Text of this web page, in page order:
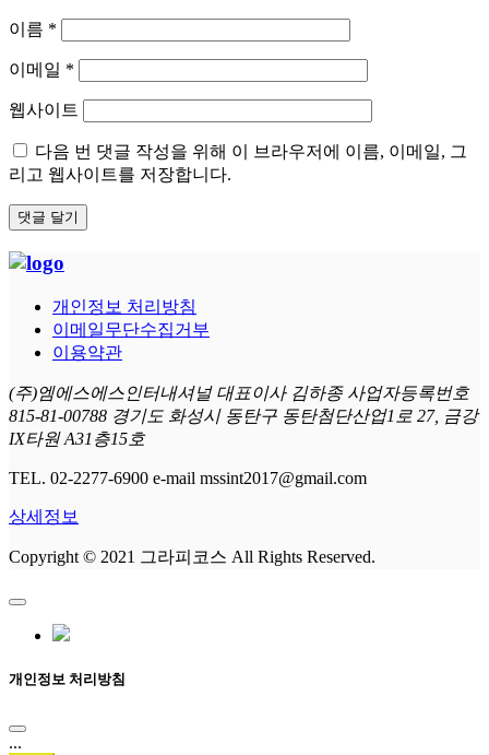
이름 *
이메일 *
웹사이트
다음 번 댓글 작성을 위해 이 브라우저에 이름, 이메일, 그
리고 웹사이트를 저장합니다.
개인정보 처리방침
이메일무단수집거부
이용약관
(주)엠에스에스인터내셔널 대표이사 김하종 사업자등록번호
815-81-00788 경기도 화성시 동탄구 동탄첨단산업1로 27, 금강
IX타원 A31층15호
TEL. 02-2277-6900 e-mail mssint2017@gmail.com
상세정보
Copyright © 2021 그라피코스 All Rights Reserved.
개인정보 처리방침
...